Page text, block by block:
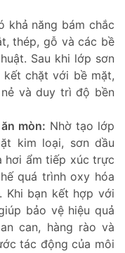
khả năng bám chắc
thép, gỗ và các bề
Sau khi lớp sơn
kết chặt với bề mặt,
và duy trì độ bền
mòn: Nhờ tạo lớp
kim loại, sơn dầu
hơi ẩm tiếp xúc trực
quá trình oxy hóa
Khi bạn kết hợp với
bảo vệ hiệu quả
can, hàng rào và
tác động của môi